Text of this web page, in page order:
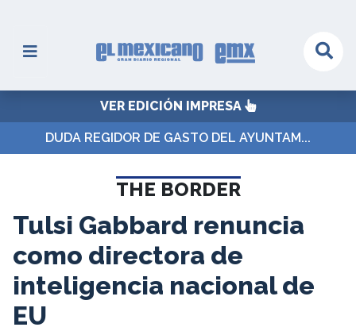
VER EDICIÓN IMPRESA
DUDA REGIDOR DE GASTO DEL AYUNTAM...
THE BORDER
Tulsi Gabbard renuncia
como directora de
inteligencia nacional de
EU